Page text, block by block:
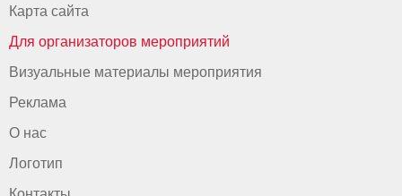
Карта сайта
Для организаторов мероприятий
Визуальные материалы мероприятия
Реклама
О нас
Логотип